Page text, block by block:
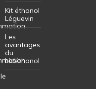
Kit éthanol
Léguevin
Les
avantages
du
bioéthanol